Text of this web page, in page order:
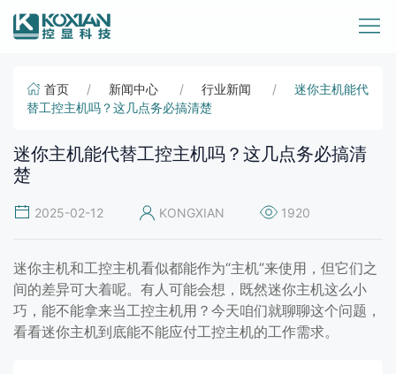
首页 新闻中心 行业新闻
迷你主机能代
替工控主机吗？这几点务必搞清楚
迷你主机能代替工控主机吗？这几点务必搞清
楚
2025-02-12 KONGXIAN 1920
迷你主机和工控主机看似都能作为“主机”来使用，但它们之
间的差异可大着呢。有人可能会想，既然迷你主机这么小
巧，能不能拿来当工控主机用？今天咱们就聊聊这个问题，
看看迷你主机到底能不能应付工控主机的工作需求。